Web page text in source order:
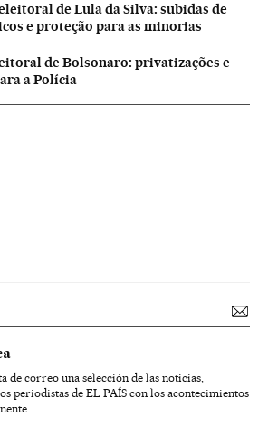
de Lula da Silva: subidas de
e proteção para as minorias
de Bolsonaro: privatizações e
a Polícia
de correo una selección de las noticias,
periodistas de EL PAÍS con los acontecimientos